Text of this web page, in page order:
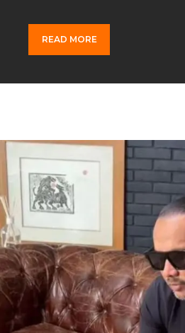
READ MORE